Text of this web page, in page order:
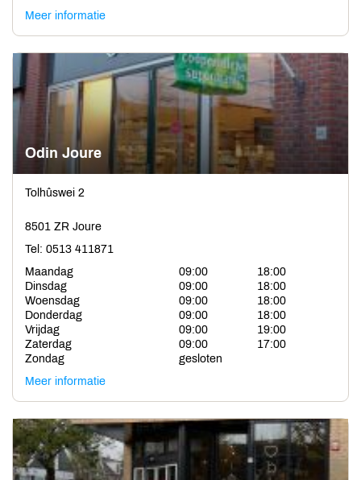
Meer informatie
Odin Joure
Tolhûswei 2
8501 ZR Joure
Tel: 0513 411871
Maandag
09:00
18:00
Dinsdag
09:00
18:00
Woensdag
09:00
18:00
Donderdag
09:00
18:00
Vrijdag
09:00
19:00
Zaterdag
09:00
17:00
Zondag
gesloten
Meer informatie